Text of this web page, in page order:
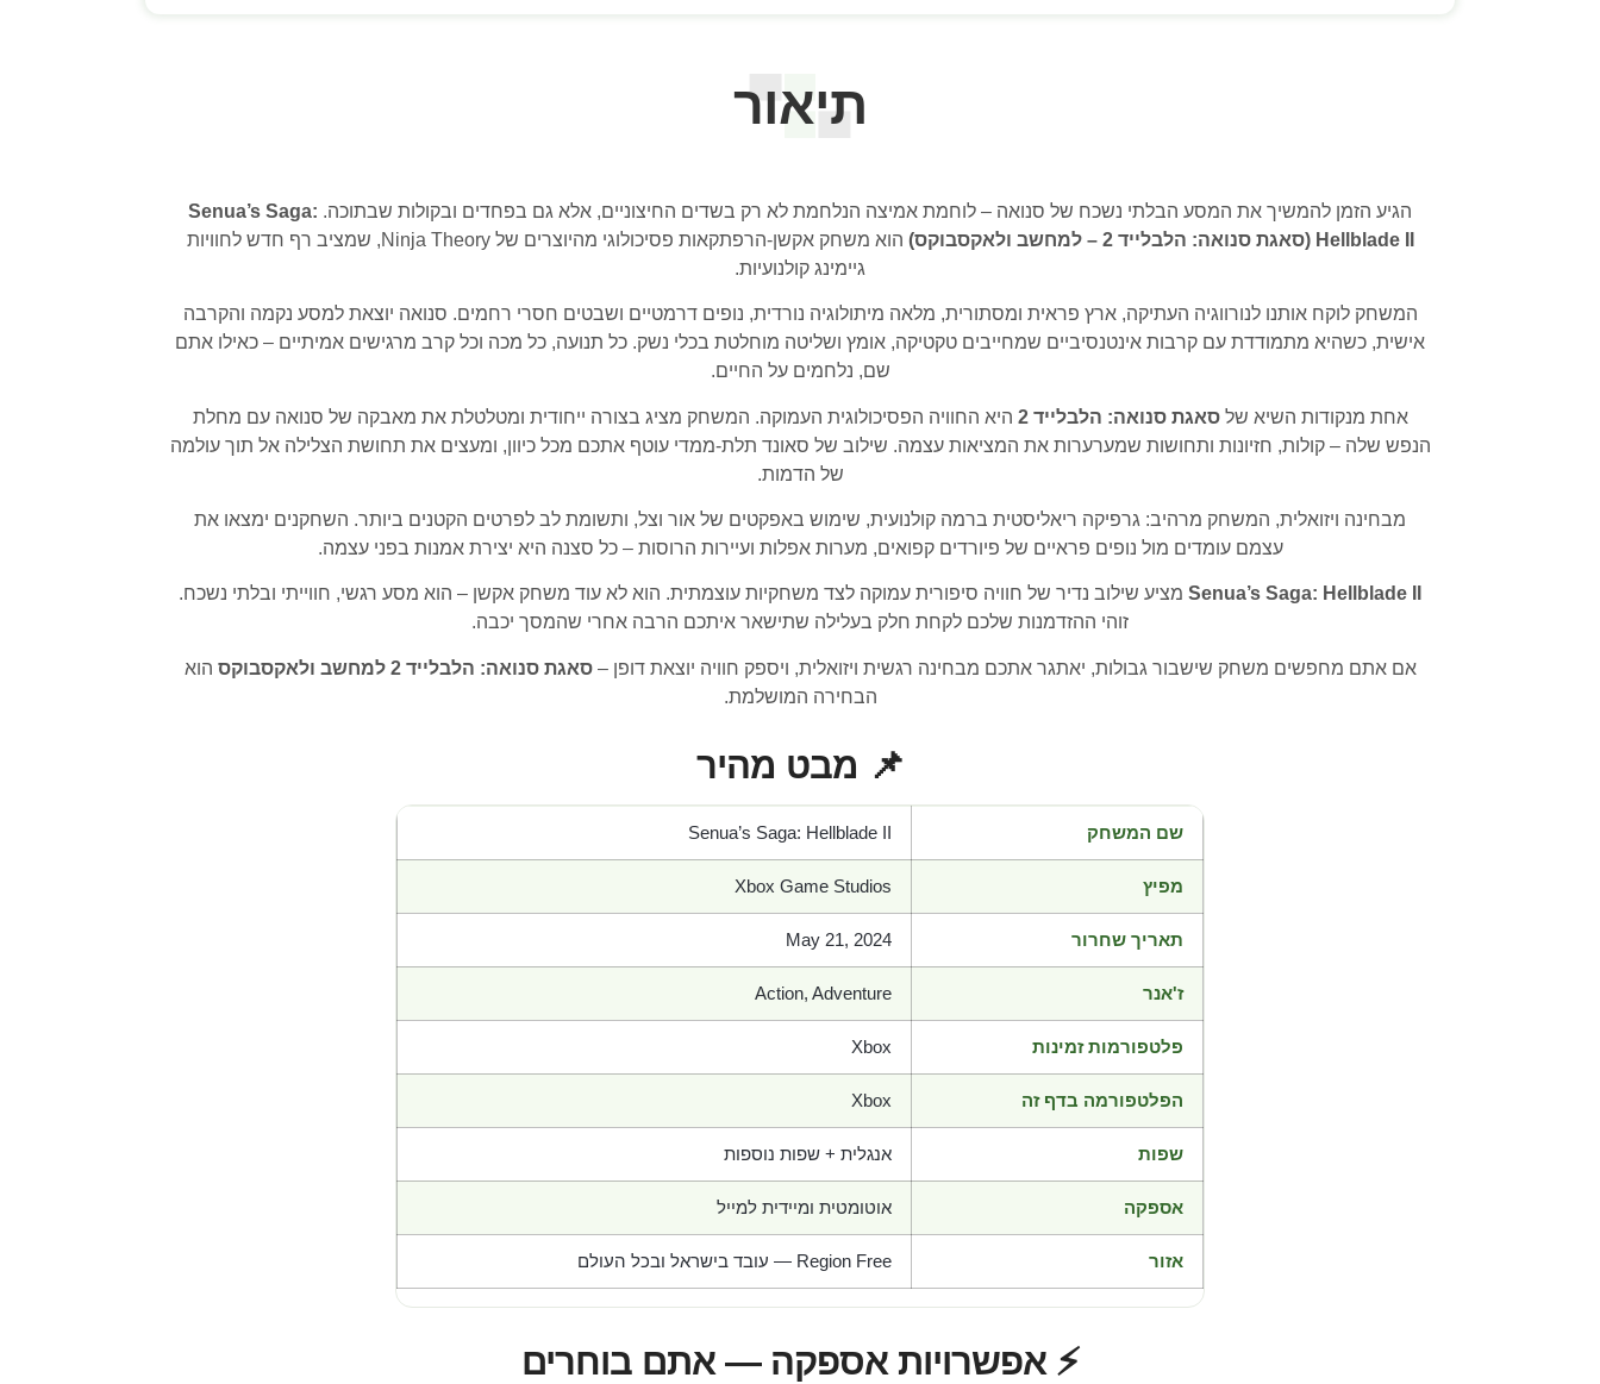
תיאור
הגיע הזמן להמשיך את המסע הבלתי נשכח של סנואה – לוחמת אמיצה הנלחמת לא רק בשדים החיצוניים, אלא גם בפחדים ובקולות שבתוכה. Senua’s Saga:
Hellblade II (סאגת סנואה: הלבלייד 2 – למחשב ולאקסבוקס)
הוא משחק אקשן-הרפתקאות פסיכולוגי מהיוצרים של Ninja Theory, שמציב רף חדש לחוויות
גיימינג קולנועיות.
המשחק לוקח אותנו לנורווגיה העתיקה, ארץ פראית ומסתורית, מלאה מיתולוגיה נורדית, נופים דרמטיים ושבטים חסרי רחמים. סנואה יוצאת למסע נקמה והקרבה
אישית, כשהיא מתמודדת עם קרבות אינטנסיביים שמחייבים טקטיקה, אומץ ושליטה מוחלטת בכלי נשק. כל תנועה, כל מכה וכל קרב מרגישים אמיתיים – כאילו אתם
שם, נלחמים על החיים.
אחת מנקודות השיא שלסאגת סנואה: הלבלייד 2
היא החוויה הפסיכולוגית העמוקה. המשחק מציג בצורה ייחודית ומטלטלת את מאבקה של סנואה עם מחלת
הנפש שלה – קולות, חזיונות ותחושות שמערערות את המציאות עצמה. שילוב של סאונד תלת-ממדי עוטף אתכם מכל כיוון, ומעצים את תחושת הצלילה אל תוך עולמה
של הדמות.
מבחינה ויזואלית, המשחק מרהיב: גרפיקה ריאליסטית ברמה קולנועית, שימוש באפקטים של אור וצל, ותשומת לב לפרטים הקטנים ביותר. השחקנים ימצאו את
עצמם עומדים מול נופים פראיים של פיורדים קפואים, מערות אפלות ועיירות הרוסות – כל סצנה היא יצירת אמנות בפני עצמה.
Senua’s Saga: Hellblade II מציע שילוב נדיר של חוויה סיפורית עמוקה לצד משחקיות עוצמתית. הוא לא עוד משחק אקשן – הוא מסע רגשי, חווייתי ובלתי נשכח.
זוהי ההזדמנות שלכם לקחת חלק בעלילה שתישאר איתכם הרבה אחרי שהמסך יכבה.
אם אתם מחפשים משחק שישבור גבולות, יאתגר אתכם מבחינה רגשית ויזואלית, ויספק חוויה יוצאת דופן –סאגת סנואה: הלבלייד 2 למחשב ולאקסבוקס
הוא
הבחירה המושלמת.
📌 מבט מהיר
שם המשחק Senua’s Saga: Hellblade II
מפיץ Xbox Game Studios
תאריך שחרור May 21, 2024
ז'אנר Action, Adventure
פלטפורמות זמינות Xbox
הפלטפורמה בדף זה Xbox
שפות אנגלית + שפות נוספות
אספקה אוטומטית ומיידית למייל
אזור Region Free — עובד בישראל ובכל העולם
⚡ אפשרויות אספקה — אתם בוחרים